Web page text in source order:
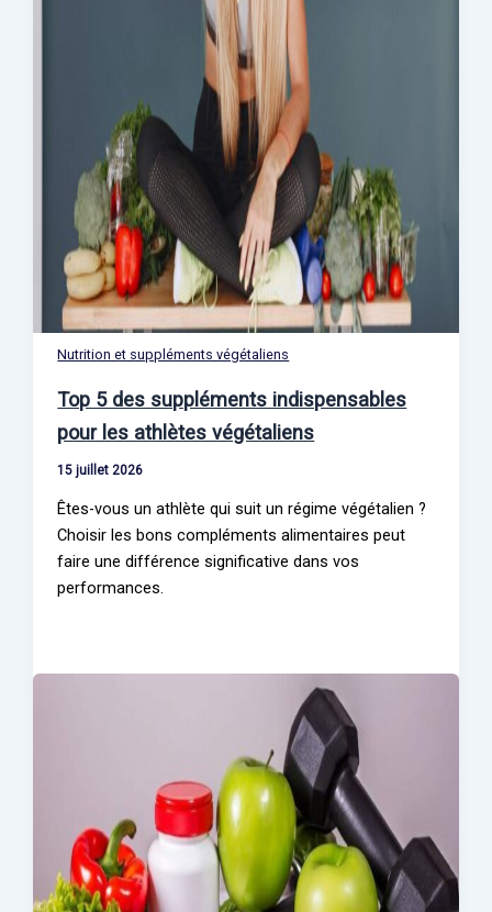
Nutrition et suppléments végétaliens
Top 5 des suppléments indispensables
pour les athlètes végétaliens
15 juillet 2026
Êtes-vous un athlète qui suit un régime végétalien ?
Choisir les bons compléments alimentaires peut
faire une différence significative dans vos
performances.